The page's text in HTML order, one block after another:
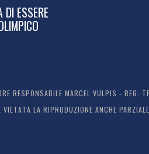
DI ESSERE
RESPONSABILE MARCEL VULPIS -
LA RIPRODUZIONE ANCHE PARZIALE